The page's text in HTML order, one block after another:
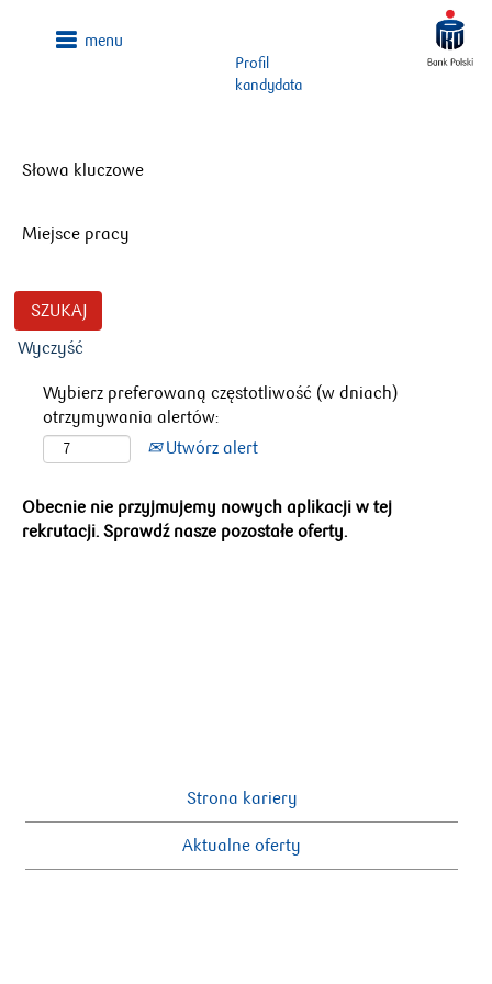
Profil
kandydata
Słowa kluczowe
Miejsce pracy
Wyczyść
Wybierz preferowaną częstotliwość (w dniach)
otrzymywania alertów:
Utwórz alert
Obecnie nie przyjmujemy nowych aplikacji w tej
rekrutacji. Sprawdź nasze pozostałe oferty.
Strona kariery
Aktualne oferty